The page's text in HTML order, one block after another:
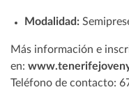
Modalidad:
Más información e
en:
Teléfono de contacto: